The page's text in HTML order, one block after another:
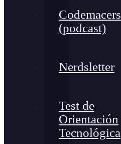
Codemacers
(podcast)
Nerdsletter
Test de
Orientación
Tecnológica